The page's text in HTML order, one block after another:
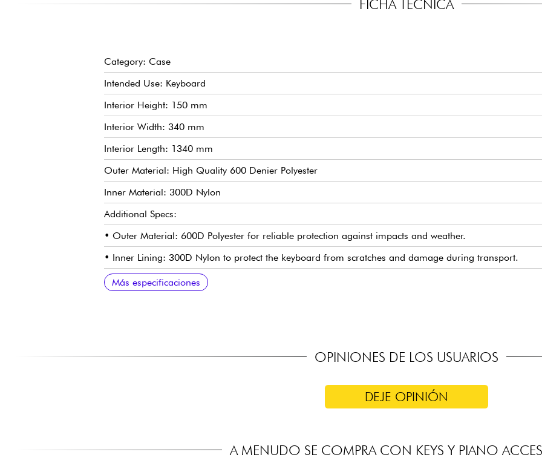
FICHA TÉCNICA
Category: Case
Intended Use: Keyboard
Interior Height: 150 mm
Interior Width: 340 mm
Interior Length: 1340 mm
Outer Material: High Quality 600 Denier Polyester
Inner Material: 300D Nylon
Additional Specs:
• Outer Material: 600D Polyester for reliable protection against impacts and weather.
• Inner Lining: 300D Nylon to protect the keyboard from scratches and damage during transport.
• Padding: Made of 20 mm thick polyethylene for optimum protection.
• Handle: Convenient side handle for comfortable and easy carrying.
• Shoulder Strap: Adjustable strap for comfortable carrying
Zipper: 10 mm zipper with orange elastic puller for secure and easy closure.
• Front pocket: With 3 dividers to easily and neatly carry accessories such as cables, power supplies,
music.
Internal dimensions of the Tobago AKB18 keyboard case: 134 x 34 x 15 cm.
Más especificaciones
OPINIONES DE LOS USUARIOS
DEJE OPINIÓN
A MENUDO SE COMPRA CON KEYS Y PIANO